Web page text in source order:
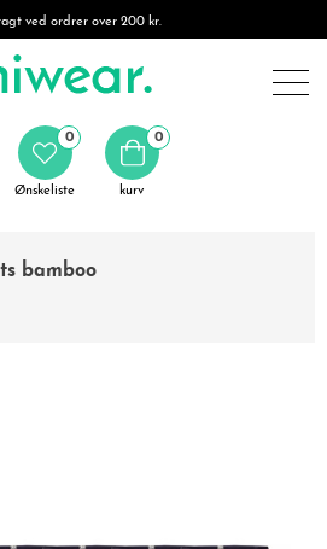
ved ordrer over 200 kr.
Ønskeliste
0 0
kurv
bamboo